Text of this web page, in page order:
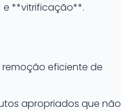
**vitrificação**.
eficiente de
apropriados que não